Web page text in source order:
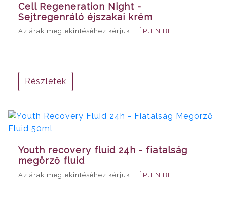
Cell Regeneration Night -
Sejtregenráló éjszakai krém
Az árak megtekintéséhez kérjük, LÉPJEN BE!
Részletek
Youth recovery fluid 24h - fiatalság
megörző fluid
Az árak megtekintéséhez kérjük, LÉPJEN BE!